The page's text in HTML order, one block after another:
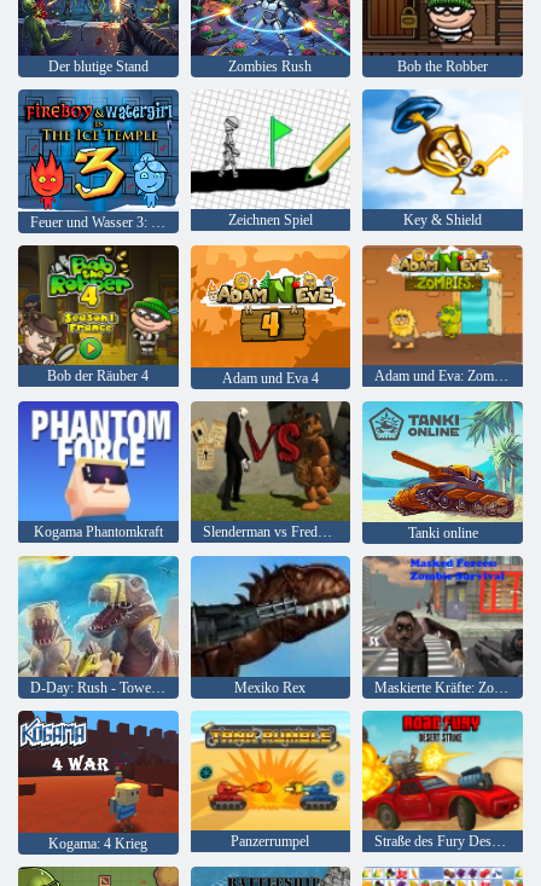
Der blutige Stand Zombies Rush Bob the Robber
Zeichnen Spiel Key & Shield
Bob der Räuber 4 Adam und Eva 4 Adam und Eva: Zombies
Kogama Phantomkraft Slenderman vs Freddy Der Fazbear Tanki online
D-Day: Rush - Tower Defense Mexiko Rex Maskierte Kräfte: Zombie-Überleben
Kogama: 4 Krieg Panzerrumpel Straße des Fury Desert Strike